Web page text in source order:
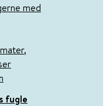
med
fugle